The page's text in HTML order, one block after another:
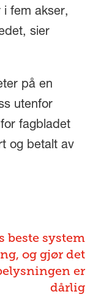
i fem akser,
sier
på en
utenfor
fagbladet
og betalt av
beste system
og gjør det
er
dårlig